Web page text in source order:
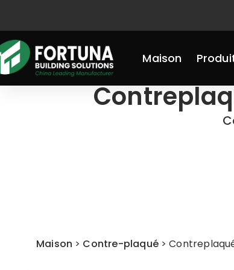
contenu
Maison
Maison > Contre-plaqué >